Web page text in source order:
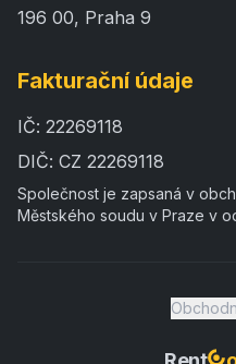
196 00, Praha 9
Fakturační údaje
IČ: 22269118
DIČ: CZ 22269118
Společnost je zapsaná v
Městského soudu v Praze v